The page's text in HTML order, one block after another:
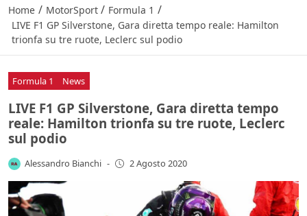
Home / MotorSport / Formula 1 /
LIVE F1 GP Silverstone, Gara diretta tempo reale: Hamilton
trionfa su tre ruote, Leclerc sul podio
Formula 1 News
LIVE F1 GP Silverstone, Gara diretta tempo
reale: Hamilton trionfa su tre ruote, Leclerc
sul podio
Alessandro Bianchi - 2 Agosto 2020